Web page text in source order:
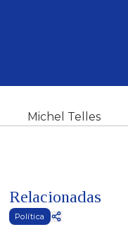
Michel Telles
Relacionadas
Política